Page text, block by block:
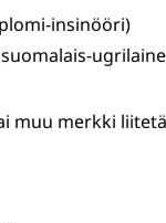
insinööri)
muu merkki